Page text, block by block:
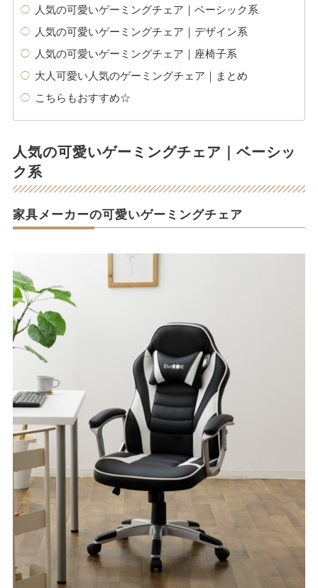
人気の可愛いゲーミングチェア｜ベーシック系
人気の可愛いゲーミングチェア｜デザイン系
人気の可愛いゲーミングチェア｜座椅子系
大人可愛い人気のゲーミングチェア｜まとめ
こちらもおすすめ☆
人気の可愛いゲーミングチェア｜ベーシッ
ク系
家具メーカーの可愛いゲーミングチェア